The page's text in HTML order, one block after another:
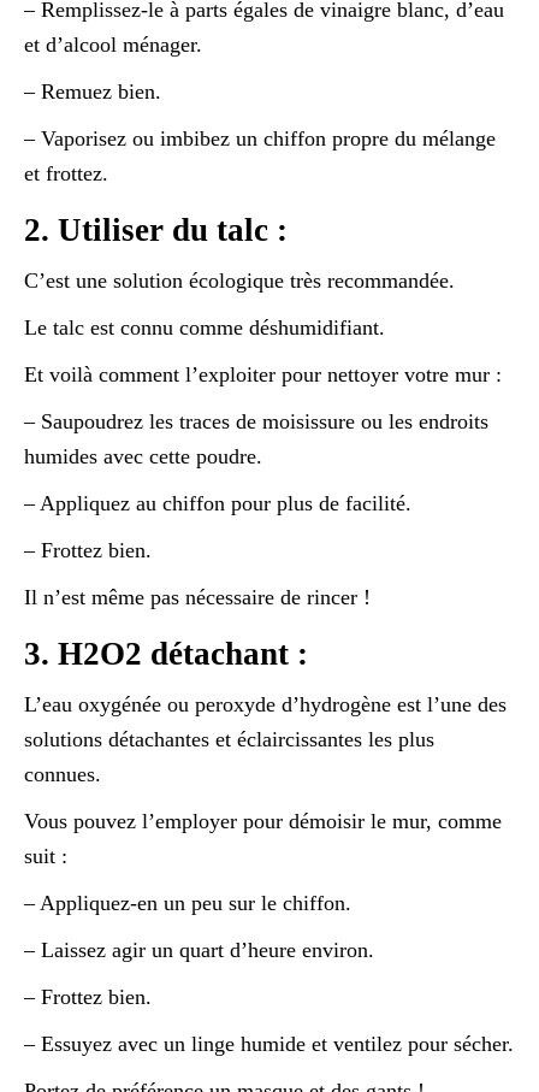
– Remplissez-le à parts égales de vinaigre blanc, d’eau
et d’alcool ménager.
– Remuez bien.
– Vaporisez ou imbibez un chiffon propre du mélange
et frottez.
2. Utiliser du talc :
C’est une solution écologique très recommandée.
Le talc est connu comme déshumidifiant.
Et voilà comment l’exploiter pour nettoyer votre mur :
– Saupoudrez les traces de moisissure ou les endroits
humides avec cette poudre.
– Appliquez au chiffon pour plus de facilité.
– Frottez bien.
Il n’est même pas nécessaire de rincer !
3. H2O2 détachant :
L’eau oxygénée ou peroxyde d’hydrogène est l’une des
solutions détachantes et éclaircissantes les plus
connues.
Vous pouvez l’employer pour démoisir le mur, comme
suit :
– Appliquez-en un peu sur le chiffon.
– Laissez agir un quart d’heure environ.
– Frottez bien.
– Essuyez avec un linge humide et ventilez pour sécher.